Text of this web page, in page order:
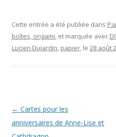
Cette entrée a été publiée dans
boîtes, origami, et marquée avec
Lucien Dujardin, papier, le 28 août
Navigation
des
← Cartes pour les
anniversaires de Anne-Lise et